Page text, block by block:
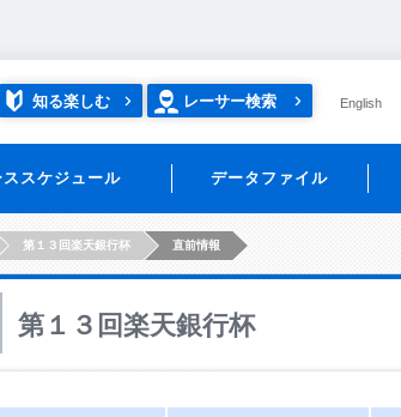
知る楽しむ レーサー検索 English
ススケジュール データファイル
第１３回楽天銀行杯 直前情報
第１３回楽天銀行杯